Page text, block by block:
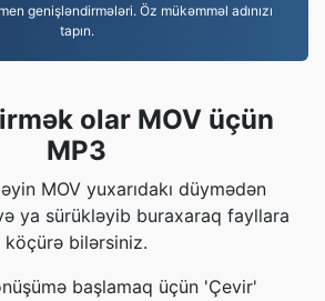
genişləndirmələri. Öz mükəmməl adınızı
tapın.
olar MOV üçün
MP3
MOV yuxarıdakı düymədən
ya sürükləyib buraxaraq fayllara
köçürə bilərsiniz.
başlamaq üçün 'Çevir'